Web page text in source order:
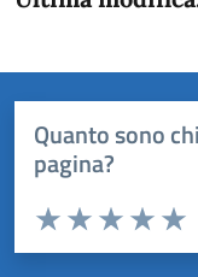
Quanto sono
pagina?
Domanda
Valuta da 1 a 5 stelle la
Valuta
Valuta 3
Valuta 2 stelle
Valuta 1 stelle su 5